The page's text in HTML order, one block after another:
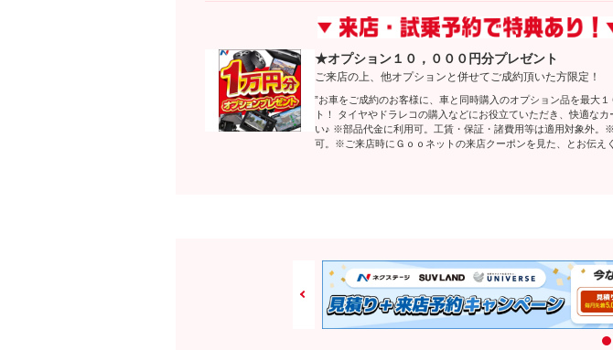
★オプション１０，０００円分プレゼント
ご来店の上、他オプションと併せてご成約頂いた方限定！
”お車をご成約のお客様に、車と同時購入のオプション品を最大
ト！ タイヤやドラレコの購入などにお役立ていただき、快適な
い♪ ※部品代金に利用可。工賃・保証・諸費用等は適用対象外。
可。※ご来店時にＧｏｏネットの来店クーポンを見た、とお伝え